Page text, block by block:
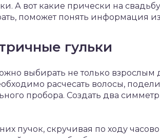
А вот какие прически на
поможет понять информация из
гульки
выбирать не только
расчесать волосы,
пробора. Создать два
пучок, скручивая по ходу